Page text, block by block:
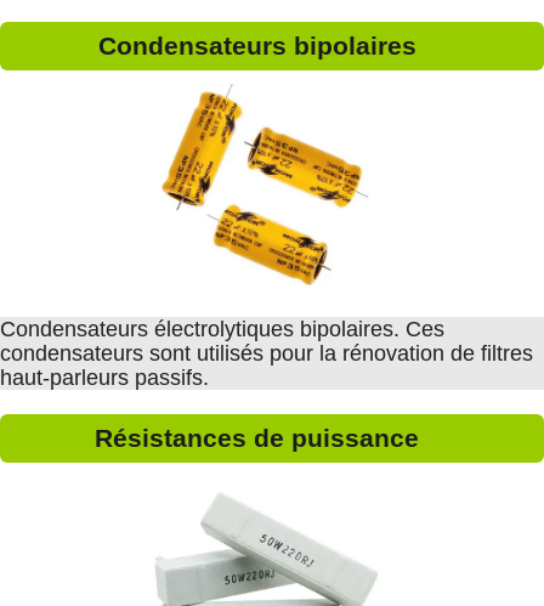
Condensateurs bipolaires
Condensateurs électrolytiques bipolaires. Ces
condensateurs sont utilisés pour la rénovation de filtres
haut-parleurs passifs.
Résistances de puissance